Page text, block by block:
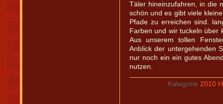
Täler hineinzufahren, in die
schön und es gibt viele
Pfade zu erreichen sind.
Farben und wir tuckeln über
Aus unserem tollen
Anblick der untergehenden
nur noch ein ein gutes
nutzen.
Kategorie 2010